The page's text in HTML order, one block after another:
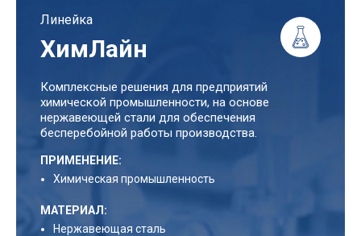
Линейка
ХимЛайн
Комплексные решения для предприятий
химической промышленности, на основе
нержавеющей стали для обеспечения
бесперебойной работы производства.
ПРИМЕНЕНИЕ:
Химическая промышленность
МАТЕРИАЛ:
Нержавеющая сталь